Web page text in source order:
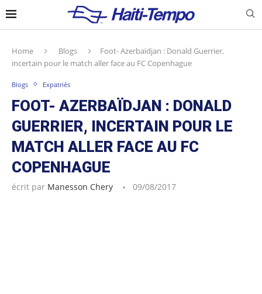
Home Blogs
Foot- Azerbaïdjan : Donald Guerrier,
incertain pour le match aller face au FC Copenhague
Blogs Expatriés
FOOT- AZERBAÏDJAN : DONALD
GUERRIER, INCERTAIN POUR LE
MATCH ALLER FACE AU FC
COPENHAGUE
écrit par Manesson Chery 09/08/2017